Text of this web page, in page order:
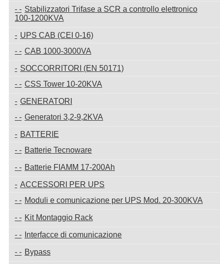
Stabilizzatori Trifase a SCR a controllo elettronico
100-1200KVA
UPS CAB (CEI 0-16)
CAB 1000-3000VA
SOCCORRITORI (EN 50171)
CSS Tower 10-20KVA
GENERATORI
Generatori 3,2-9,2KVA
BATTERIE
Batterie Tecnoware
Batterie FIAMM 17-200Ah
ACCESSORI PER UPS
Moduli e comunicazione per UPS Mod. 20-300KVA
Kit Montaggio Rack
Interfacce di comunicazione
Bypass